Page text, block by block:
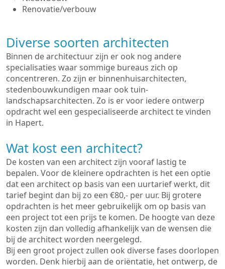
Renovatie/verbouw
Diverse soorten architecten
Binnen de architectuur zijn er ook nog andere
specialisaties waar sommige bureaus zich op
concentreren. Zo zijn er binnenhuisarchitecten,
stedenbouwkundigen maar ook tuin-
landschapsarchitecten. Zo is er voor iedere ontwerp
opdracht wel een gespecialiseerde architect te vinden
in Hapert.
Wat kost een architect?
De kosten van een architect zijn vooraf lastig te
bepalen. Voor de kleinere opdrachten is het een optie
dat een architect op basis van een uurtarief werkt, dit
tarief begint dan bij zo een €80,- per uur. Bij grotere
opdrachten is het meer gebruikelijk om op basis van
een project tot een prijs te komen. De hoogte van deze
kosten zijn dan volledig afhankelijk van de wensen die
bij de architect worden neergelegd.
Bij een groot project zullen ook diverse fases doorlopen
worden. Denk hierbij aan de oriëntatie, het ontwerp, de